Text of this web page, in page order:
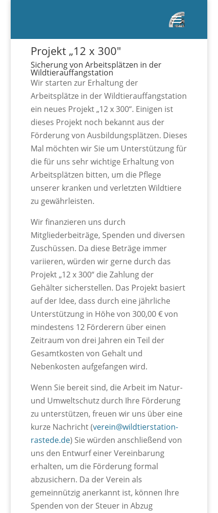
Projekt „12 x 300″
Sicherung von Arbeitsplätzen in der
Wildtierauffangstation
Wir starten zur Erhaltung der
Arbeitsplätze in der Wildtierauffangstation
ein neues Projekt „12 x 300“. Einigen ist
dieses Projekt noch bekannt aus der
Förderung von Ausbildungsplätzen. Dieses
Mal möchten wir Sie um Unterstützung für
die für uns sehr wichtige Erhaltung von
Arbeitsplätzen bitten, um die Pflege
unserer kranken und verletzten Wildtiere
zu gewährleisten.
Wir finanzieren uns durch
Mitgliederbeiträge, Spenden und diversen
Zuschüssen. Da diese Beträge immer
variieren, würden wir gerne durch das
Projekt „12 x 300“ die Zahlung der
Gehälter sicherstellen. Das Projekt basiert
auf der Idee, dass durch eine jährliche
Unterstützung in Höhe von 300,00 € von
mindestens 12 Förderern über einen
Zeitraum von drei Jahren ein Teil der
Gesamtkosten von Gehalt und
Nebenkosten aufgefangen wird.
Wenn Sie bereit sind, die Arbeit im Natur-
und Umweltschutz durch Ihre Förderung
zu unterstützen, freuen wir uns über eine
kurze Nachricht (verein@wildtierstation-
rastede.de) Sie würden anschließend von
uns den Entwurf einer Vereinbarung
erhalten, um die Förderung formal
abzusichern. Da der Verein als
gemeinnützig anerkannt ist, können Ihre
Spenden von der Steuer in Abzug